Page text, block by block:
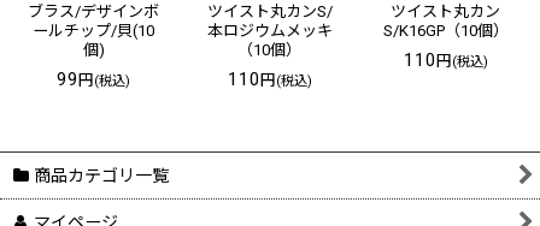
ブラス/デザインボ
ールチップ/貝(10
個)
99円 (税込)
ツイスト丸カンS/
本ロジウムメッキ
（10個）
110 円 (税込)
ツイスト丸カン
S/K16GP（10個）
110 円 (税込)
商品カテゴリ一覧